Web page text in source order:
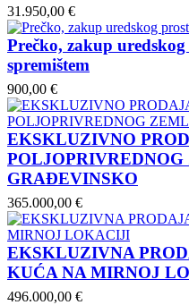
31.950,00 €
Prečko, zakup
spremištem
900,00 €
EKSKLUZIVNO
GRAĐEVINSKO
365.000,00 €
EKSKLUZIVNA
KUĆA NA MIRNOJ
496.000,00 €